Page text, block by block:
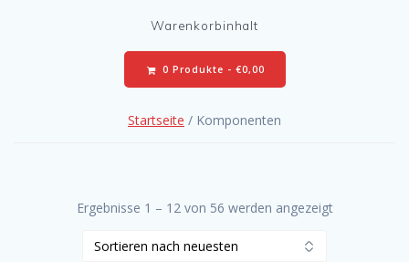
Warenkorbinhalt
0 Produkte - €0,00
Startseite / Komponenten
Ergebnisse 1 – 12 von 56 werden angezeigt